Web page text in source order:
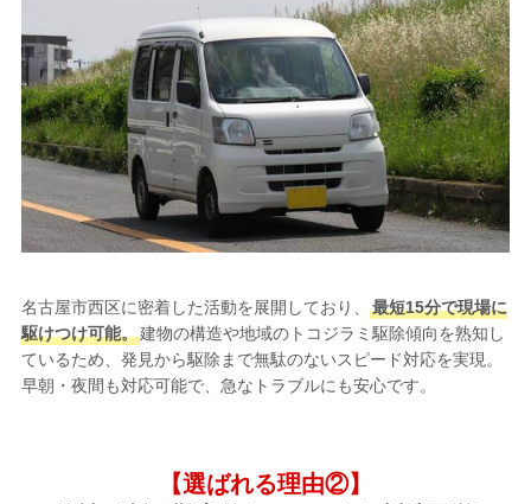
名古屋市西区に密着した活動を展開しており、
最短15分で現場に
駆けつけ可能。建物の構造や地域のトコジラミ駆除傾向を熟知し
ているため、発見から駆除まで無駄のないスピード対応を実現。
早朝・夜間も対応可能で、急なトラブルにも安心です。
【選ばれる理由②】